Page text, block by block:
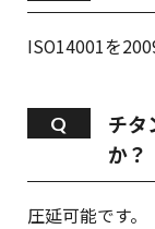
ISO14001を
チタ
か？
圧延可能です。